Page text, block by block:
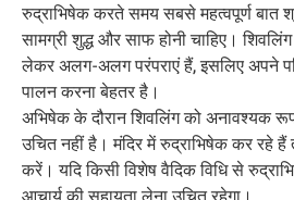
रुद्राभिषेक करते समय सबसे महत्वपूर्ण बात
सामग्री शुद्ध और साफ होनी चाहिए।
लेकर अलग-अलग परंपराएं हैं, इसलिए अपने
पालन करना बेहतर है।
अभिषेक के दौरान शिवलिंग को अनावश्यक रूप
उचित नहीं है। मंदिर में रुद्राभिषेक कर रहे हैं
करें। यदि किसी विशेष वैदिक विधि से